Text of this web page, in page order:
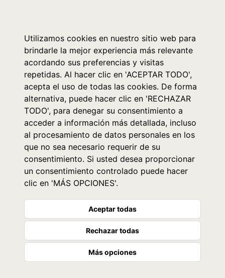
Utilizamos cookies en nuestro sitio web para
brindarle la mejor experiencia más relevante
acordando sus preferencias y visitas
repetidas. Al hacer clic en 'ACEPTAR TODO',
acepta el uso de todas las cookies. De forma
alternativa, puede hacer clic en 'RECHAZAR
TODO', para denegar su consentimiento a
acceder a información más detallada, incluso
al procesamiento de datos personales en los
que no sea necesario requerir de su
consentimiento. Si usted desea proporcionar
un consentimiento controlado puede hacer
clic en 'MÁS OPCIONES'.
Aceptar todas
Rechazar todas
Más opciones